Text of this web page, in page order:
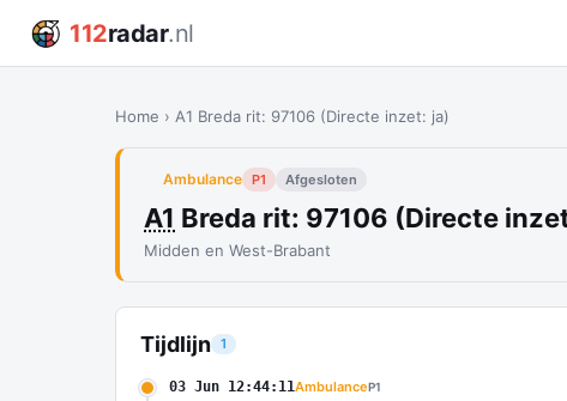
112radar.nl
Home › A1 Breda rit: 97106 (Directe inzet: ja)
Ambulance P1 Afgesloten
A1 Breda rit: 97106 (Directe
Midden en West-Brabant
Tijdlijn 1
03 Jun 12:44:11AmbulanceP1